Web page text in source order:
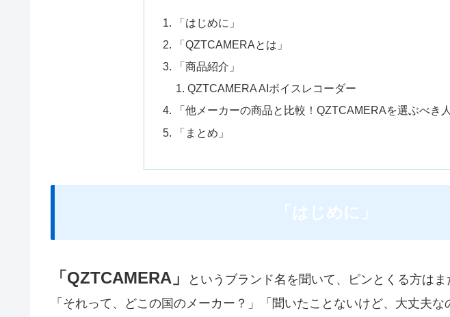
「はじめに」
「QZTCAMERAとは」
「商品紹介」
QZTCAMERA AIボイスレコーダー
「他メーカーの商品と比較！QZTCAMERAを選ぶべき人
「まとめ」
「はじめに」
「QZTCAMERA」
というブランド名を聞いて、ピンとくる方はま
「それって、どこの国のメーカー？」「聞いたことないけど、大丈夫